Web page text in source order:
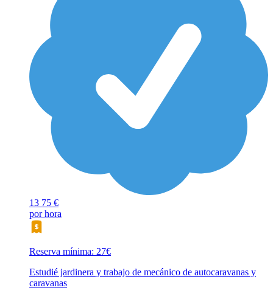
13 75 €
por hora
Reserva mínima: 27€
Estudié jardinera y trabajo de mecánico de autocaravanas y
caravanas